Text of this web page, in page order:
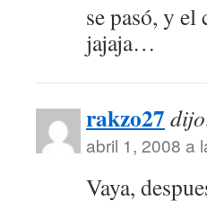
se pasó, y
jajaja…
rakzo27
abril 1, 2008 a
Vaya,